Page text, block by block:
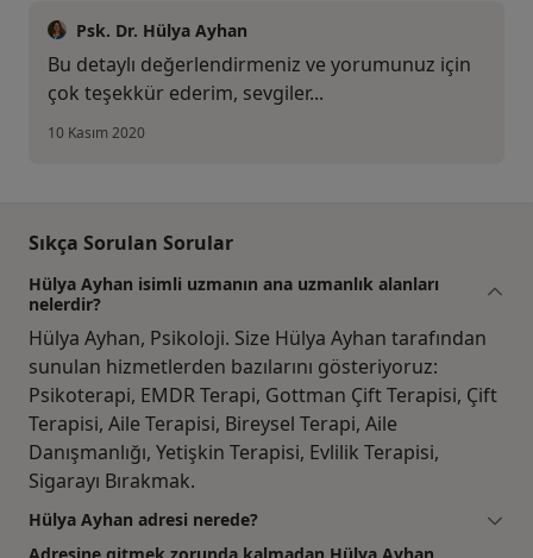
Psk. Dr. Hülya Ayhan
Bu detaylı değerlendirmeniz ve yorumunuz için
çok teşekkür ederim, sevgiler...
10 Kasım 2020
Sıkça Sorulan Sorular
Hülya Ayhan isimli uzmanın ana uzmanlık alanları
nelerdir?
Hülya Ayhan, Psikoloji. Size Hülya Ayhan tarafından
sunulan hizmetlerden bazılarını gösteriyoruz:
Psikoterapi, EMDR Terapi, Gottman Çift Terapisi, Çift
Terapisi, Aile Terapisi, Bireysel Terapi, Aile
Danışmanlığı, Yetişkin Terapisi, Evlilik Terapisi,
Sigarayı Bırakmak.
Hülya Ayhan adresi nerede?